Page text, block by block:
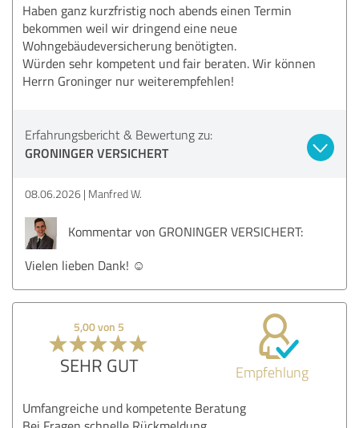
Haben ganz kurzfristig noch abends einen Termin
bekommen weil wir dringend eine neue
Wohngebäudeversicherung benötigten.
Würden sehr kompetent und fair beraten. Wir können
Herrn Groninger nur weiterempfehlen!
Erfahrungsbericht & Bewertung zu:
GRONINGER VERSICHERT
08.06.2026 Manfred W.
Kommentar von GRONINGER VERSICHERT:
Vielen lieben Dank! ☺️
5,00 von 5
SEHR GUT Empfehlung
Umfangreiche und kompetente Beratung